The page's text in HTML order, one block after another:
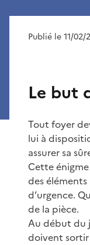
Publié le 11/02/
Le but
Tout foyer
lui à
assurer sa
Cette
des
d’urgence.
de la pièce.
Au début du
doivent sortir